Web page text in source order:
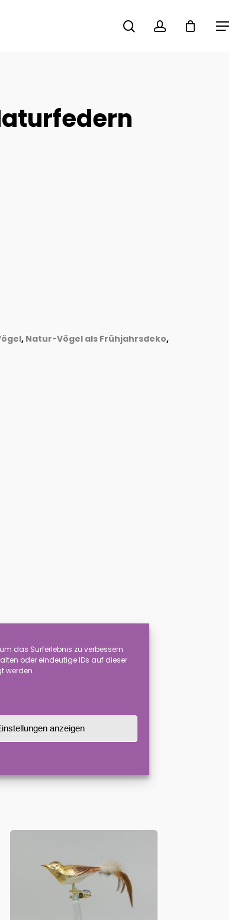
das Surferlebnis zu verbessern
oder eindeutige IDs auf dieser
werden.
anzeigen
Menu
searchaccount
, Natur-Vögel als Frühjahrsdeko,
zerbrechlich!
sich in der Farbgebung und
unterscheiden.